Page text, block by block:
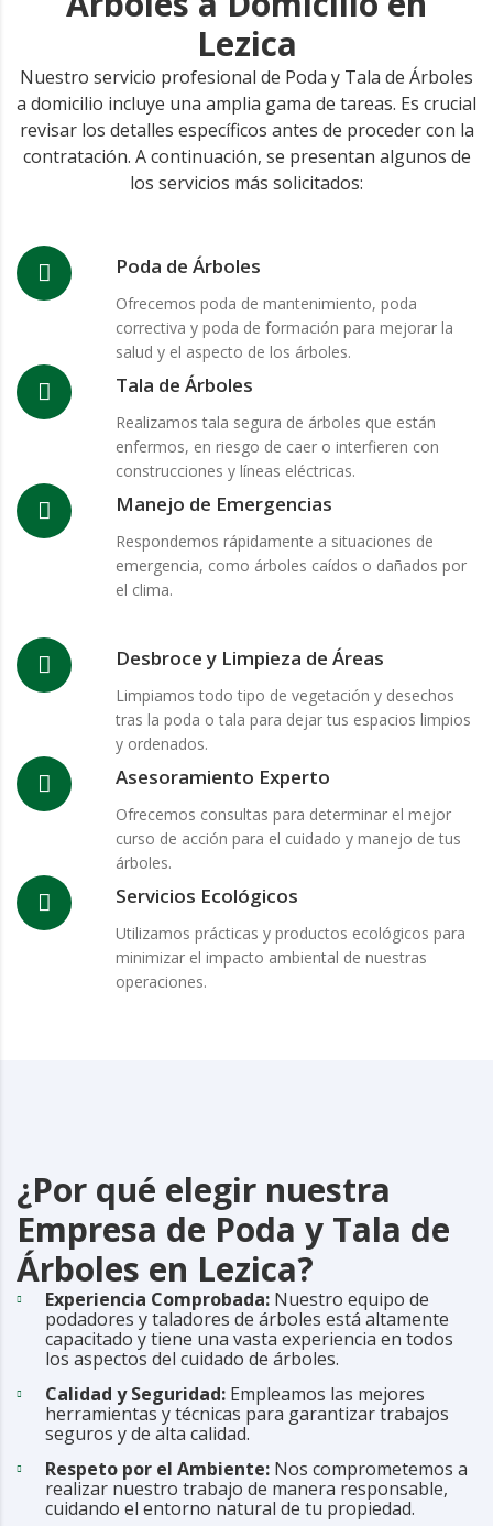
Lezica
Nuestro servicio profesional de Poda y Tala de Árboles
a domicilio incluye una amplia gama de tareas. Es crucial
revisar los detalles específicos antes de proceder con la
contratación. A continuación, se presentan algunos de
los servicios más solicitados:
Poda de Árboles
Ofrecemos poda de mantenimiento, poda
correctiva y poda de formación para mejorar la
salud y el aspecto de los árboles.
Tala de Árboles
Realizamos tala segura de árboles que están
enfermos, en riesgo de caer o interfieren con
construcciones y líneas eléctricas.
Manejo de Emergencias
Respondemos rápidamente a situaciones de
emergencia, como árboles caídos o dañados por
el clima.
Desbroce y Limpieza de Áreas
Limpiamos todo tipo de vegetación y desechos
tras la poda o tala para dejar tus espacios limpios
y ordenados.
Asesoramiento Experto
Ofrecemos consultas para determinar el mejor
curso de acción para el cuidado y manejo de tus
árboles.
Servicios Ecológicos
Utilizamos prácticas y productos ecológicos para
minimizar el impacto ambiental de nuestras
operaciones.
¿Por qué elegir nuestra
Empresa de Poda y Tala de
Árboles en Lezica?
Experiencia Comprobada: Nuestro equipo de
podadores y taladores de árboles está altamente
capacitado y tiene una vasta experiencia en todos
los aspectos del cuidado de árboles.
Calidad y Seguridad: Empleamos las mejores
herramientas y técnicas para garantizar trabajos
seguros y de alta calidad.
Respeto por el Ambiente: Nos comprometemos a
realizar nuestro trabajo de manera responsable,
cuidando el entorno natural de tu propiedad.